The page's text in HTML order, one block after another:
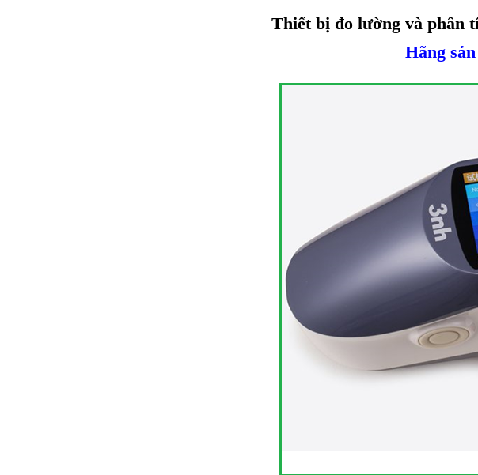
Thiết bị đo lường và phân
Hãng